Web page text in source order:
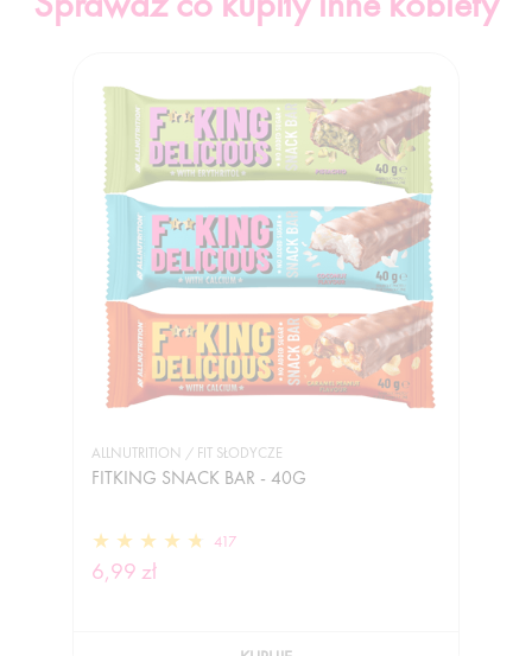
ALLNUTRITION / FIT SŁODYCZE
FITKING SNACK BAR - 40G
417
6,99 zł